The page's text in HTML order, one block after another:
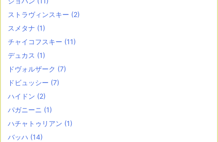
ストラヴィンスキー (2)
スメタナ (1)
チャイコフスキー (11)
デュカス (1)
ドヴォルザーク (7)
ドビュッシー (7)
ハイドン (2)
パガニーニ (1)
ハチャトゥリアン (1)
バッハ (14)